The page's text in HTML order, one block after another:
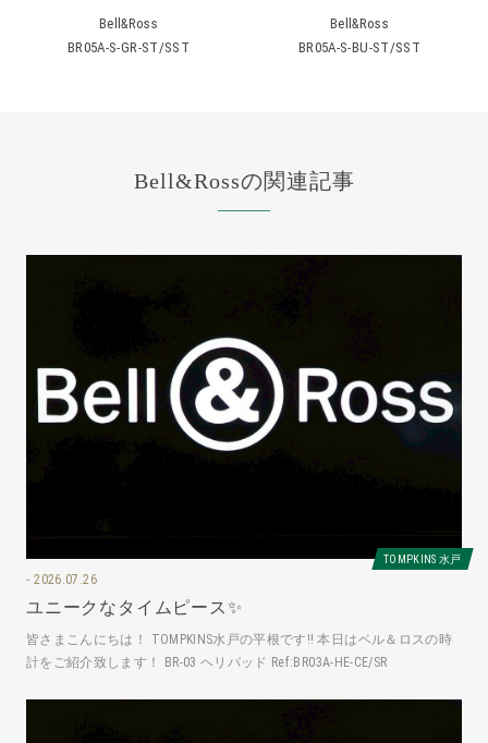
Bell&Ross
BR05A-S-GR-ST/SST
Bell&Ross
BR05A-S-BU-ST/SST
Bell&Rossの関連記事
TOMPKINS 水戸
2026.07.26
ユニークなタイムピース✨
皆さまこんにちは！ TOMPKINS水戸の平根です‼️ 本日はベル＆ロスの時
計をご紹介致します！ BR-03 ヘリパッド Ref:BR03A-HE-CE/SR